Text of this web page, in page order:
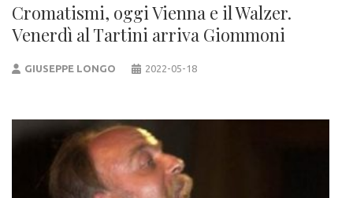
Cromatismi, oggi Vienna e il Walzer.
Venerdì al Tartini arriva Giommoni
GIUSEPPE LONGO 2022-05-18